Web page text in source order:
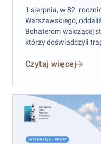
1 sierpnia, w 82.
Warszawskiego,
Bohaterom walczącej
którzy doświadczyli
Czytaj więcej